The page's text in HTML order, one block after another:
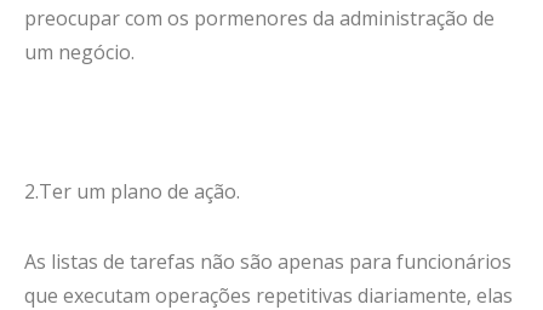
preocupar com os pormenores da administração de
um negócio.
2.Ter um plano de ação.
As listas de tarefas não são apenas para funcionários
que executam operações repetitivas diariamente, elas